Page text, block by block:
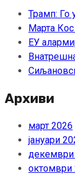
Трамп: Го
Марта Кос
ЕУ
Архиви
март 2026
јануари
декември
октомври